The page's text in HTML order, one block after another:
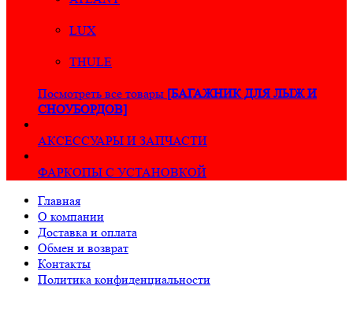
LUX
THULE
Посмотреть все товары [БАГАЖНИК ДЛЯ ЛЫЖ И
СНОУБОРДОВ]
АКСЕССУАРЫ И ЗАПЧАСТИ
ФАРКОПЫ С УСТАНОВКОЙ
Главная
О компании
Доставка и оплата
Обмен и возврат
Контакты
Политика конфиденциальности